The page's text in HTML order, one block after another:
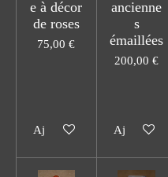
e à décor
de roses
75,00 €
Ajouter au panier
ancienne
s
émaillées
200,00 €
Ajouter au